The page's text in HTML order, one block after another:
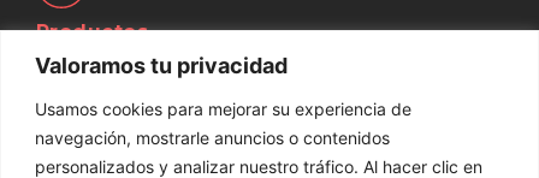
Valoramos tu privacidad
Usamos cookies para mejorar su experiencia de
navegación, mostrarle anuncios o contenidos
personalizados y analizar nuestro tráfico. Al hacer clic en
Productos
de madera
madera
Madera
madera
© Embamat 2026